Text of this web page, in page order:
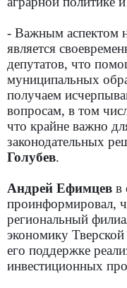
- Важным аспектом
является
депутатов, что
муниципальных
получаем
вопросам, в том
что крайне важно
законодательных
Голубев.
Андрей Ефимцев в
проинформировал,
региональный
экономику
его поддержке
инвестиционных